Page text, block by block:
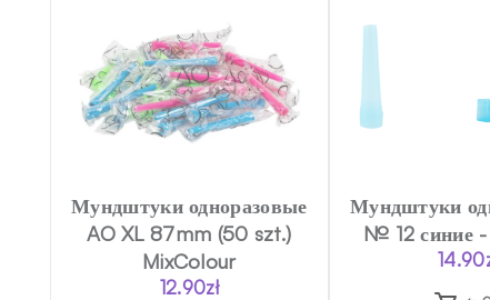
Мундштуки одноразовые
AO XL 87mm (50 szt.)
MixColour
12.90zł
Мундштуки
№ 12 синие
14.90